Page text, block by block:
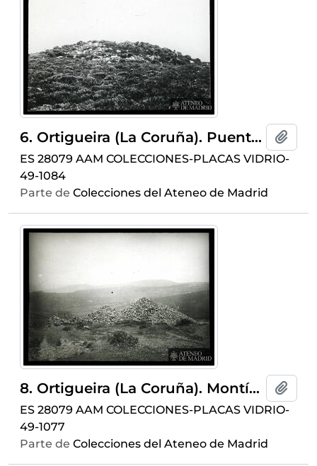
6. Ortigueira (La Coruña). Puentes de García Rodríguez. Túmulo con coraza
ES 28079 AAM COLECCIONES-PLACAS VIDRIO-
49-1084
Parte de Colecciones del Ateneo de Madrid
8. Ortigueira (La Coruña). Montículos de piedra
ES 28079 AAM COLECCIONES-PLACAS VIDRIO-
49-1077
Parte de Colecciones del Ateneo de Madrid